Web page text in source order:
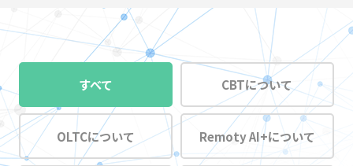
すべて CBTについて
OLTCについて Remoty AI+について